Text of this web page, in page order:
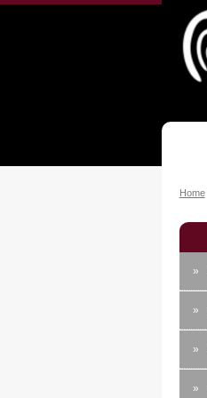
Home